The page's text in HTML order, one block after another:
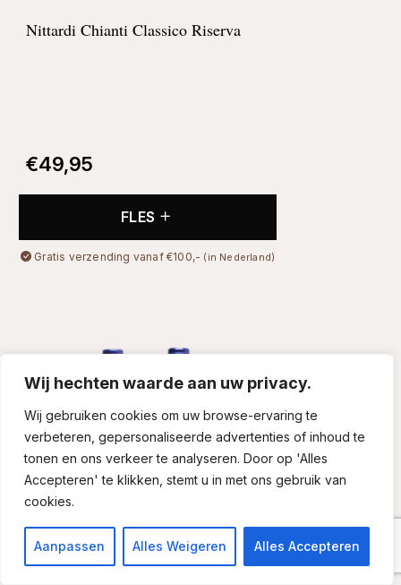
Wij hechten waarde aan uw privacy.
Wij gebruiken cookies om uw browse-ervaring te
verbeteren, gepersonaliseerde advertenties of inhoud te
tonen en ons verkeer te analyseren. Door op 'Alles
Accepteren' te klikken, stemt u in met ons gebruik van
cookies.
Aanpassen Alles Weigeren Alles Accepteren
Nittardi Chianti Classico Riserva
€49,95
FLES
Gratis verzending vanaf €100,- (in Nederland)